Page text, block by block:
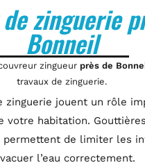
de zinguerie
Bonneil
zingueur près de
travaux de zinguerie.
zinguerie jouent un rôle
votre habitation.
permettent de limiter les
l’eau correctement.